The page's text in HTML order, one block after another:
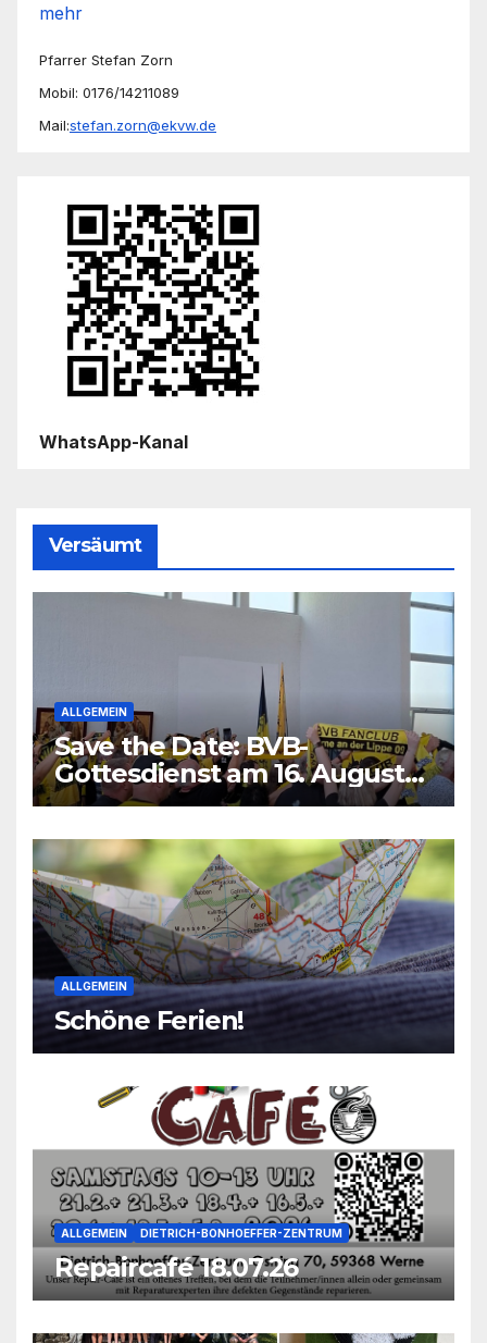
mehr
Pfarrer Stefan Zorn
Mobil: 0176/14211089
Mail:stefan.zorn@ekvw.de
WhatsApp-Kanal
Versäumt
ALLGEMEIN
Save the Date: BVB-
Gottesdienst am 16. August
2026
ALLGEMEIN
Schöne Ferien!
ALLGEMEIN DIETRICH-BONHOEFFER-ZENTRUM
Repaircafé 18.07.26